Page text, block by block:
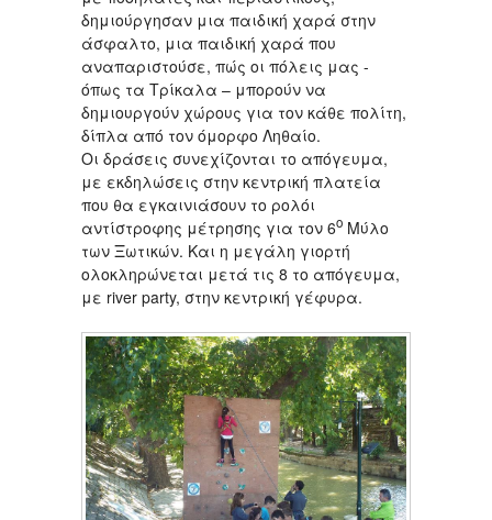
δημιούργησαν μια παιδική χαρά στην
άσφαλτο, μια παιδική χαρά που
αναπαριστούσε, πώς οι πόλεις μας -
όπως τα Τρίκαλα – μπορούν να
δημιουργούν χώρους για τον κάθε πολίτη,
δίπλα από τον όμορφο Ληθαίο.
Οι δράσεις συνεχίζονται το απόγευμα,
με εκδηλώσεις στην κεντρική πλατεία
που θα εγκαινιάσουν το ρολόι
αντίστροφης μέτρησης για τον 6ο Μύλο
των Ξωτικών. Και η μεγάλη γιορτή
ολοκληρώνεται μετά τις 8 το απόγευμα,
με river party, στην κεντρική γέφυρα.